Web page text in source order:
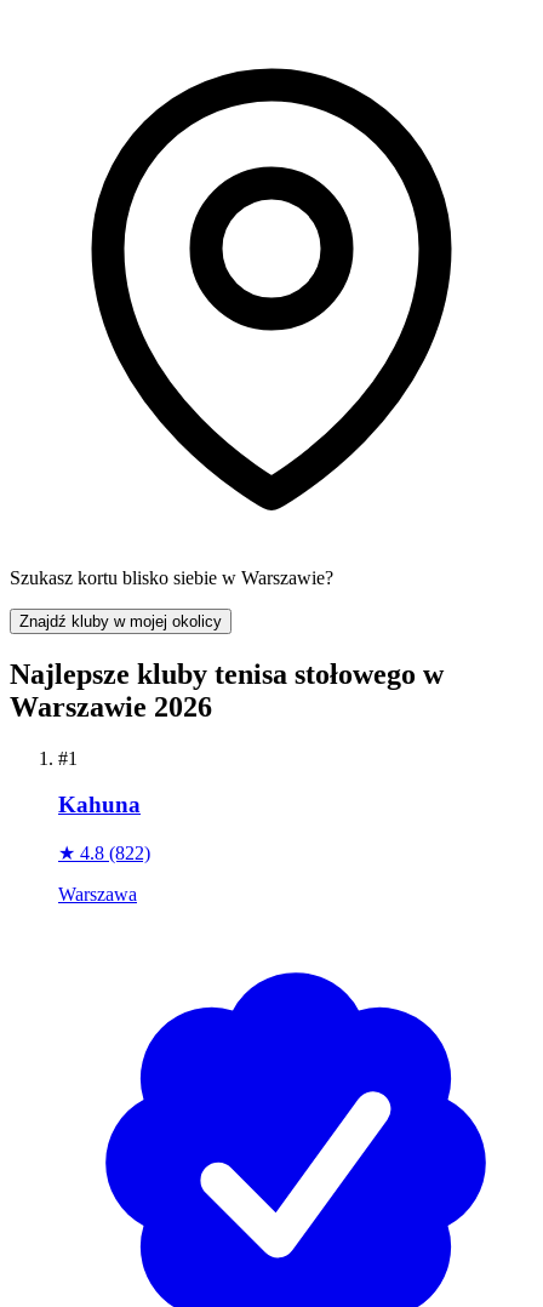
Szukasz kortu blisko siebie w Warszawie?
Znajdź kluby w mojej okolicy
Najlepsze kluby tenisa stołowego w
Warszawie 2026
#1
Kahuna
★ 4.8 (822)
Warszawa